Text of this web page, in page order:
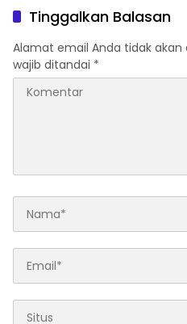
Pasaman Barat
Tinggalkan Balasan
Alamat email Anda tidak akan
wajib ditandai *